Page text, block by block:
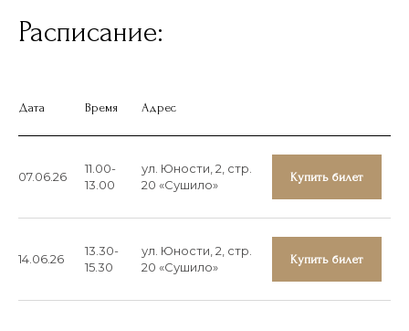
Расписание:
Дата Время Адрес
07.06.26
11.00-
13.00
ул. Юности, 2, стр.
20 «Сушило»
Купить билет
14.06.26
13.30-
15.30
ул. Юности, 2, стр.
20 «Сушило»
Купить билет
КПП
О проекте
Концерты в
events@art2palace.ru